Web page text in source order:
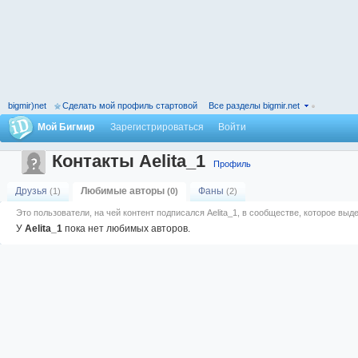
bigmir)net Сделать мой профиль стартовой Все разделы bigmir.net
Мой Бигмир Зарегистрироваться Войти
Контакты Aelita_1 Профиль
Друзья (1) Любимые авторы (0) Фаны (2)
Это пользователи, на чей контент подписался Aelita_1, в сообществе, которое
У Aelita_1 пока нет любимых авторов.